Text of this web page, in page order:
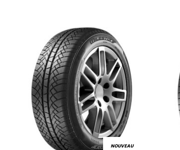
NOUVEAU